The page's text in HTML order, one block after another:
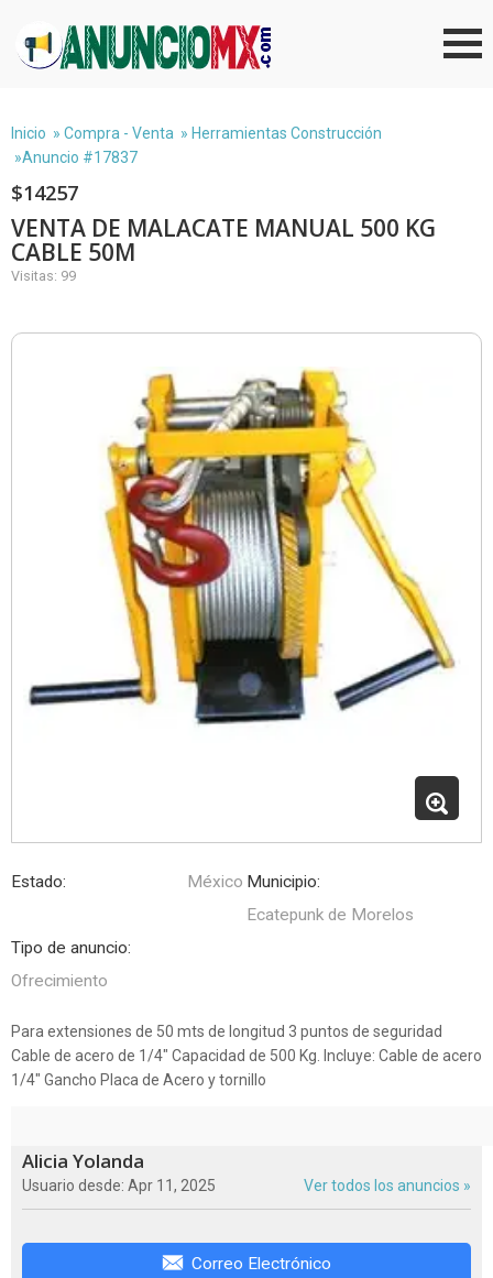
Inicio » Compra - Venta » Herramientas Construcción
»Anuncio #17837
$14257
VENTA DE MALACATE MANUAL 500 KG
CABLE 50M
Visitas: 99
Estado: México Municipio:
Ecatepunk de Morelos
Tipo de anuncio:
Ofrecimiento
Para extensiones de 50 mts de longitud 3 puntos de seguridad
Cable de acero de 1/4" Capacidad de 500 Kg. Incluye: Cable de acero
1/4" Gancho Placa de Acero y tornillo
Alicia Yolanda
Usuario desde: Apr 11, 2025 Ver todos los anuncios »
Correo Electrónico